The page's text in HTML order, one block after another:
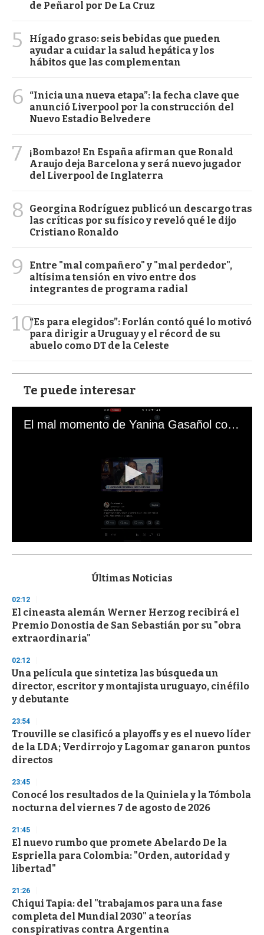
de Peñarol por De La Cruz
5
Hígado graso: seis bebidas que pueden
ayudar a cuidar la salud hepática y los
hábitos que las complementan
6
“Inicia una nueva etapa”: la fecha clave que
anunció Liverpool por la construcción del
Nuevo Estadio Belvedere
7
¡Bombazo! En España afirman que Ronald
Araujo deja Barcelona y será nuevo jugador
del Liverpool de Inglaterra
8
Georgina Rodríguez publicó un descargo tras
las críticas por su físico y reveló qué le dijo
Cristiano Ronaldo
9
Entre "mal compañero" y "mal perdedor",
altísima tensión en vivo entre dos
integrantes de programa radial
10“Es para elegidos”: Forlán contó qué lo motivó
para dirigir a Uruguay y el récord de su
abuelo como DT de la Celeste
Te puede interesar
El mal momento de Yanina Gasañol con un hincha argentino en "Subrayado"
s
d
s
o
f
3
s
e
c
o
n
d
s
Últimas Noticias
02:12
El cineasta alemán Werner Herzog recibirá el
Premio Donostia de San Sebastián por su "obra
extraordinaria"
02:12
Una película que sintetiza las búsqueda un
director, escritor y montajista uruguayo, cinéfilo
y debutante
23:54
Trouville se clasificó a playoffs y es el nuevo líder
de la LDA; Verdirrojo y Lagomar ganaron puntos
directos
23:45
Conocé los resultados de la Quiniela y la Tómbola
nocturna del viernes 7 de agosto de 2026
21:45
El nuevo rumbo que promete Abelardo De la
Espriella para Colombia: "Orden, autoridad y
libertad"
21:26
Chiqui Tapia: del "trabajamos para una fase
completa del Mundial 2030" a teorías
conspirativas contra Argentina